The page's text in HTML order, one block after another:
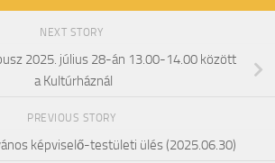
NEXT STORY
2025. július 28-án 13.00-14.00 között
a Kultúrháznál
PREVIOUS STORY
képviselő-testületi ülés (2025.06.30)